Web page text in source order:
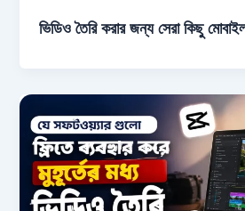
ভিডিও তৈরি করার জন্য সেরা কিছু